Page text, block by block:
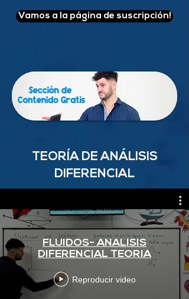
Vamos a la página de suscripción!
TEORÍA DE ANÁLISIS
DIFERENCIAL
FLUIDOS- ANALISIS
DIFERENCIAL TEORIA
Reproducir video